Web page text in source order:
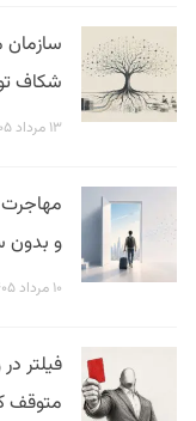
شکاف
۱۳ مرداد ۱۴۰۵
و
۱۰ مرداد ۱۴۰۵
متوقف